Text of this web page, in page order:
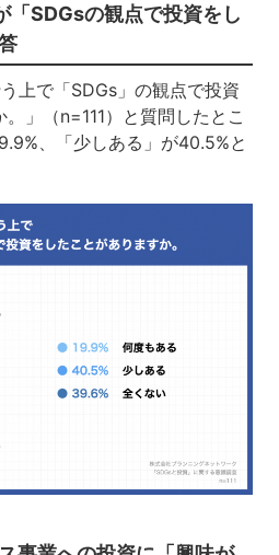
「SDGsの観点で投資をし
上で「SDGs」の観点で投資
」（n=111）と質問したとこ
、「少しある」が40.5%と